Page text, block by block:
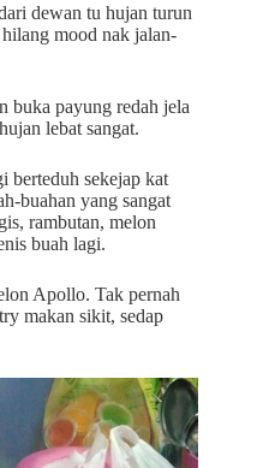
dewan tu hujan turun
mood nak jalan-
buka payung redah jela
lebat sangat.
berteduh sekejap kat
buahan yang sangat
rambutan, melon
buah lagi.
Apollo. Tak pernah
makan sikit, sedap